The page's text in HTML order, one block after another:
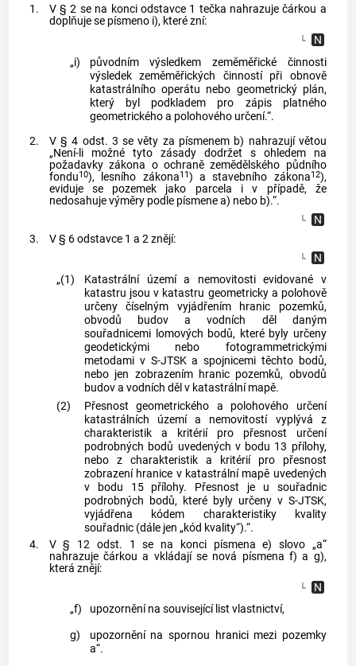
1.
V § 2 se na konci odstavce 1 tečka nahrazuje čárkou a
doplňuje se písmeno i), které zní:
„i)
původním výsledkem zeměměřické činnosti
výsledek zeměměřických činností při obnově
katastrálního operátu nebo geometrický plán,
který byl podkladem pro zápis platného
geometrického a polohového určení.“.
2.
V § 4 odst. 3 se věty za písmenem b) nahrazují větou
„Není-li možné tyto zásady dodržet s ohledem na
požadavky zákona o ochraně zemědělského půdního
fondu10), lesního zákona11) a stavebního zákona12),
eviduje se pozemek jako parcela i v případě, že
nedosahuje výměry podle písmene a) nebo b).“.
3. V § 6 odstavce 1 a 2 znějí:
„(1)
Katastrální území a nemovitosti evidované v
katastru jsou v katastru geometricky a polohově
určeny číselným vyjádřením hranic pozemků,
obvodů budov a vodních děl daným
souřadnicemi lomových bodů, které byly určeny
geodetickými nebo fotogrammetrickými
metodami v S-JTSK a spojnicemi těchto bodů,
nebo jen zobrazením hranic pozemků, obvodů
budov a vodních děl v katastrální mapě.
(2)
Přesnost geometrického a polohového určení
katastrálních území a nemovitostí vyplývá z
charakteristik a kritérií pro přesnost určení
podrobných bodů uvedených v bodu 13 přílohy,
nebo z charakteristik a kritérií pro přesnost
zobrazení hranice v katastrální mapě uvedených
v bodu 15 přílohy. Přesnost je u souřadnic
podrobných bodů, které byly určeny v S-JTSK,
vyjádřena kódem charakteristiky kvality
souřadnic (dále jen „kód kvality“).“.
4.
V § 12 odst. 1 se na konci písmena e) slovo „a“
nahrazuje čárkou a vkládají se nová písmena f) a g),
která znějí:
„f)
upozornění na související list vlastnictví,
g)
upozornění na spornou hranici mezi pozemky
a“.